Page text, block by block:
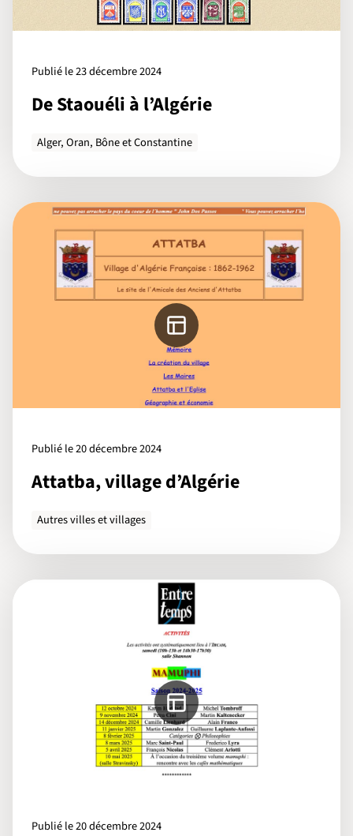
Publié le 23 décembre 2024
De Staouéli à l’Algérie
Alger, Oran, Bône et Constantine
Publié le 20 décembre 2024
Attatba, village d’Algérie
Autres villes et villages
Publié le 20 décembre 2024